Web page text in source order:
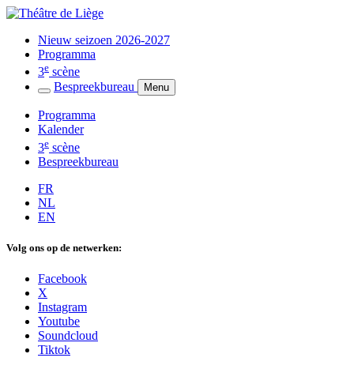
Nieuw seizoen 2026-2027
Programma
3e scène
Bespreekbureau
Menu
Programma
Kalender
3e scène
Bespreekbureau
FR
NL
EN
Volg ons op de netwerken:
Facebook
X
Instagram
Youtube
Soundcloud
Tiktok